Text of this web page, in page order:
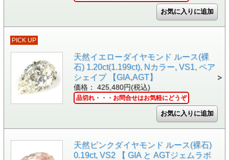
PICK UP
天然イエローダイヤモンド ルース(裸
石) 1.20ct(1.199ct), Nカラー, VS1, ペア
シェイプ 【GIA,AGT】
価格： 425,480円(税込)
品切れ・・・お問合せはお気軽にどうぞ
天然ピンクダイヤモンド ルース(裸石)
0.19ct, VS2 【 GIA と AGTジェムラボ